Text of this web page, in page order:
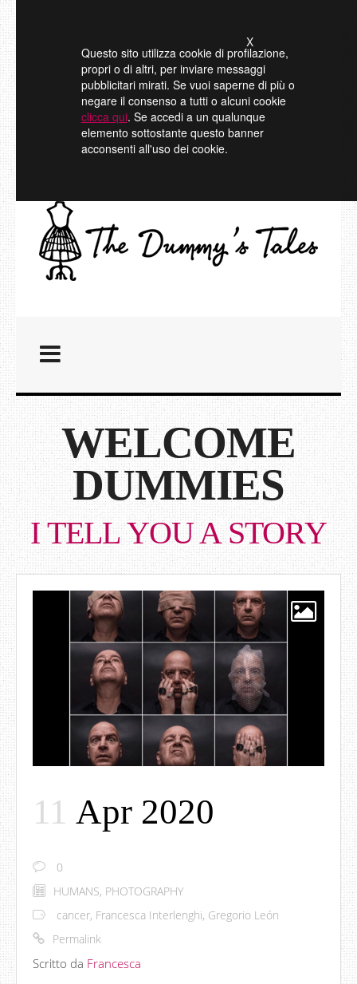
Questo sito utilizza cookie di profilazione,
propri o di altri, per inviare messaggi
pubblicitari mirati. Se vuoi saperne di più o
negare il consenso a tutti o alcuni cookie
clicca qui. Se accedi a un qualunque
elemento sottostante questo banner
acconsenti all'uso dei cookie.
X
WELCOME
DUMMIES
I TELL YOU A STORY
11 Apr 2020
0
HUMANS, PHOTOGRAPHY
cancer, Francesca Interlenghi, Gregorio León
Permalink
Scritto da Francesca